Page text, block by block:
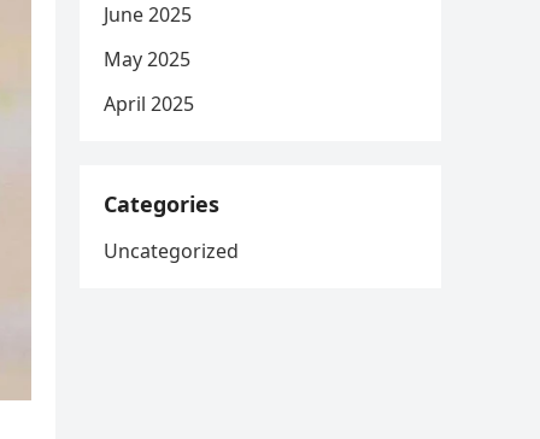
June 2025
May 2025
April 2025
Categories
Uncategorized